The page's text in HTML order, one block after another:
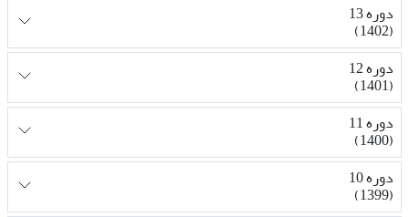
دوره 13
(1402)
دوره 12
(1401)
دوره 11
(1400)
دوره 10
(1399)